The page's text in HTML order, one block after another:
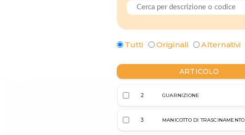
Tutti Originali Alternativi
ARTICOLO
2 GUARNIZIONE
3 MANICOTTO DI TRASCINAMENTO